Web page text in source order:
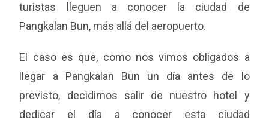
turistas lleguen a conocer la ciudad de
Pangkalan Bun, más allá del aeropuerto.
El caso es que, como nos vimos obligados a
llegar a Pangkalan Bun un día antes de lo
previsto, decidimos salir de nuestro hotel y
dedicar el día a conocer esta ciudad